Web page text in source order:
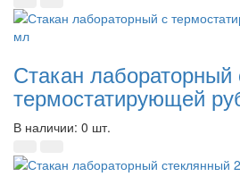
Стакан лабораторный
термостатирующей
В наличии: 0 шт.